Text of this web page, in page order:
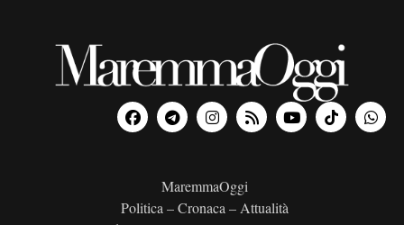
MaremmaOggi
Politica – Cronaca – Attualità